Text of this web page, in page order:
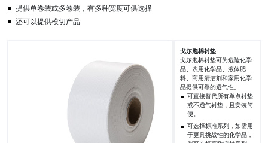
提供单卷装或多卷装，有多种宽度可供选择
还可以提供模切产品
戈尔泡棉衬垫
戈尔泡棉衬垫可为危险化学
品、农用化学品、液体肥
料、商用清洁剂和家用化学
品提供可靠的透气性。
可直接替代所有单点衬垫
或不透气衬垫，且安装简
便。
可选择标准系列，如需用
于更具挑战性的化学品，